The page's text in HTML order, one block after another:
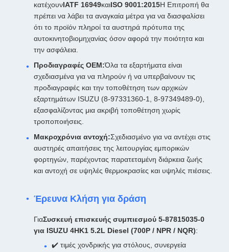
κατέχουνIATF 16949καιISO 9001:2015Η Επιτροπή θα
πρέπει να λάβει τα αναγκαία μέτρα για να διασφαλίσει
ότι το προϊόν πληροί τα αυστηρά πρότυπα της
αυτοκινητοβιομηχανίας όσον αφορά την ποιότητα και
την ασφάλεια.
Προδιαγραφές OEM:Όλα τα εξαρτήματα είναι
σχεδιασμένα για να πληρούν ή να υπερβαίνουν τις
προδιαγραφές και την τοποθέτηση των αρχικών
εξαρτημάτων ISUZU (8-97331360-1, 8-97349489-0),
εξασφαλίζοντας μια ακριβή τοποθέτηση χωρίς
τροποποιήσεις.
Μακροχρόνια αντοχή:Σχεδιασμένο για να αντέχει στις
αυστηρές απαιτήσεις της λειτουργίας εμπορικών
φορτηγών, παρέχοντας παρατεταμένη διάρκεια ζωής
και αντοχή σε υψηλές θερμοκρασίες και υψηλές πιέσεις.
Έρευνα Κλήση για δράση
ΓιαΣυσκευή επισκευής συμπιεσμού 5-87815035-0
για ISUZU 4HK1 5.2L Diesel (700P / NPR / NQR):
✔️ τιμές χονδρικής για στόλους, συνεργεία